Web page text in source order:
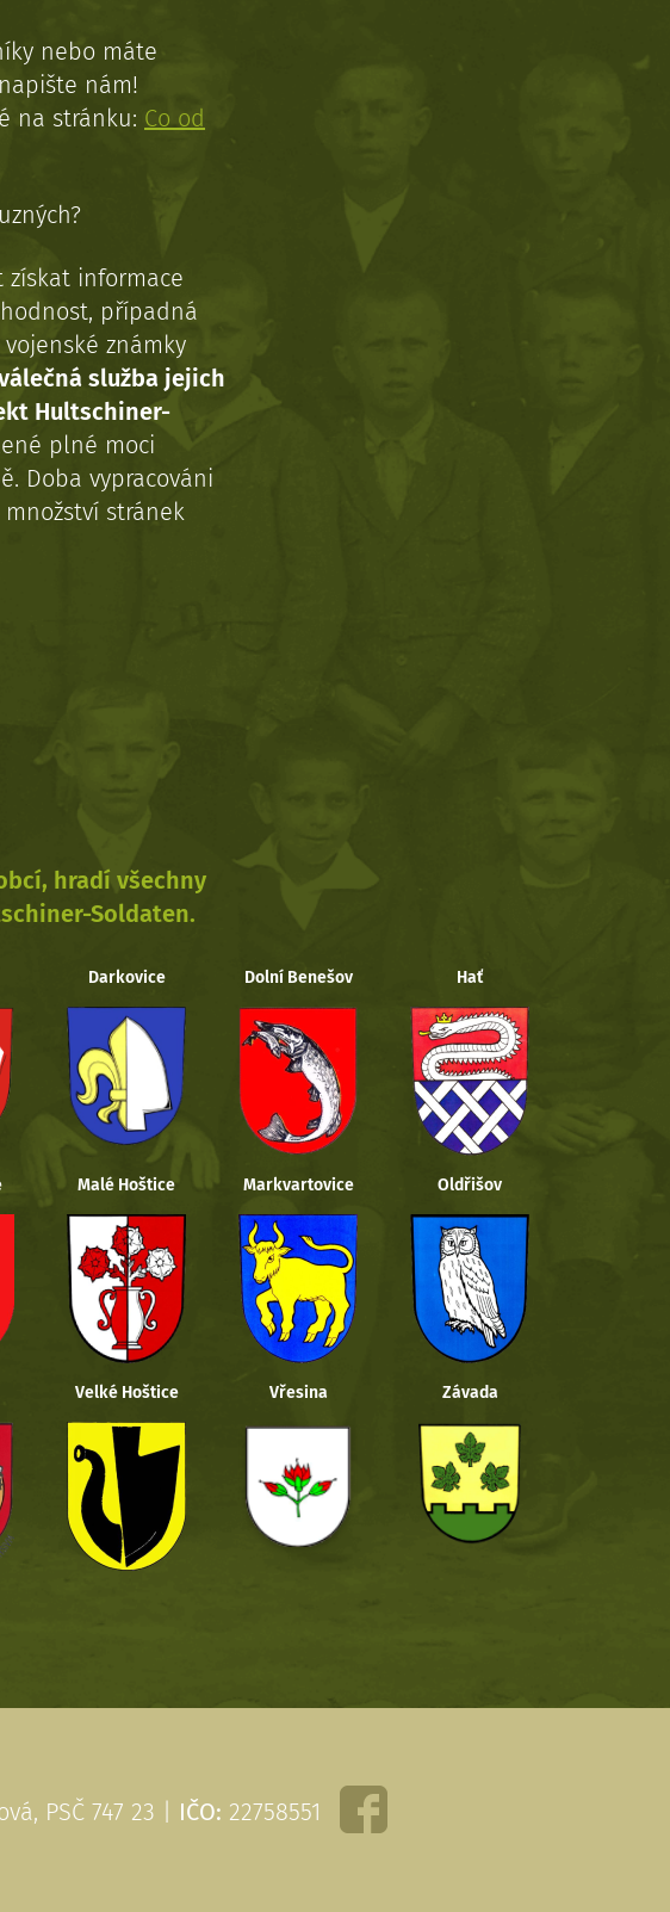
nebo máte
nám!
na stránku: Co od
získat informace
případná
známky
služba jejich
Hultschiner-
plné moci
Doba vypracováni
stránek
hradí všechny
Soldaten.
Darkovice Dolní Benešov Hať
Malé Hoštice Markvartovice Oldřišov
Velké Hoštice Vřesina Závada
PSČ 747 23 | IČO: 22758551